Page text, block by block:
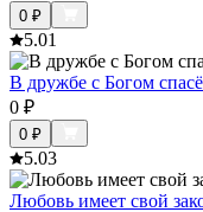
0 ₽
5.01
В дружбе с Богом
0 ₽
0 ₽
5.03
Любовь имеет свой